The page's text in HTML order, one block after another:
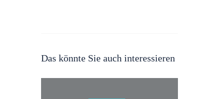
Das könnte Sie auch interessieren